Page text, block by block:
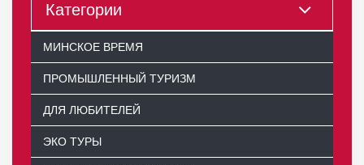
Категории
МИНСКОЕ ВРЕМЯ
ПРОМЫШЛЕННЫЙ ТУРИЗМ
ДЛЯ ЛЮБИТЕЛЕЙ
ЭКО ТУРЫ